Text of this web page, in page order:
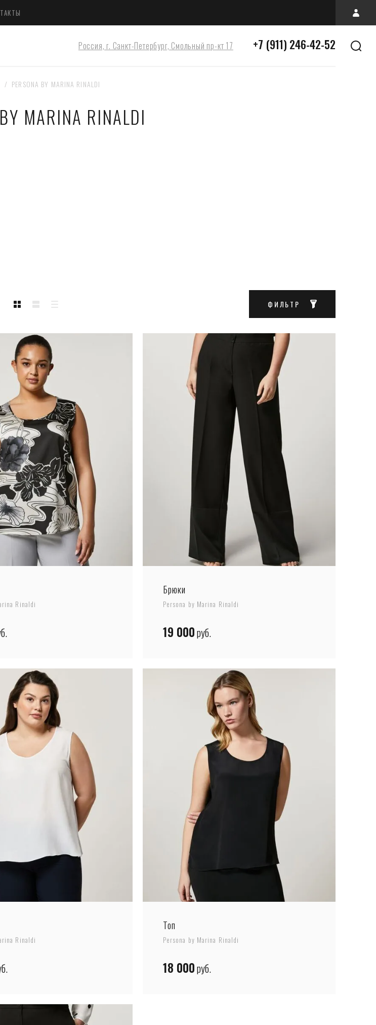
Россия, г. Санкт-Петербург, Смольный пр-кт 17 +7 (911) 246-42-52
  /  PERSONA BY MARINA RINALDI
MARINA RINALDI
ФИЛЬТР
Rinaldi
Брюки
Persona by Marina Rinaldi
19 000руб.
Rinaldi
Топ
Persona by Marina Rinaldi
18 000руб.